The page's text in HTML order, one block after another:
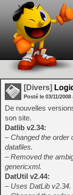
[Divers]
Posté le 03/11/2008
De nouvelles
son site.
Datlib v2.34:
– Changed the order
datafiles.
– Removed the
genericxml.
DatUtil v2.44:
– Uses DatLib v2.34.